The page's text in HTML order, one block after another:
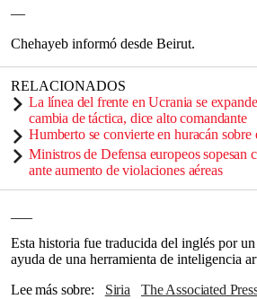
—
Chehayeb informó desde Beirut.
RELACIONADOS
La línea del frente en Ucrania se
cambia de táctica, dice alto comandante
Humberto se convierte en huracán
Ministros de Defensa europeos sopesan
ante aumento de violaciones aéreas
Esta historia fue traducida del inglés por
ayuda de una herramienta de inteligencia
Lee más sobre
Siria The Associated